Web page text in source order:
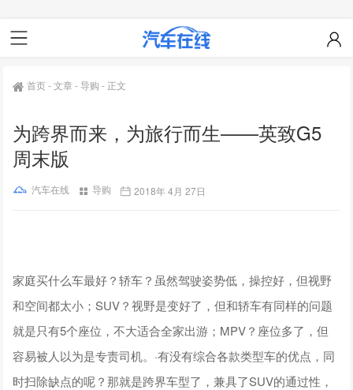
首页-文章-导购 - 正文
为跨界而来，为旅行而生——英致G5
周末版
汽车在线 导购 2018年 4月 27日
家庭买什么车最好？轿车？虽然驾驶姿势低，操控好，但视野
和空间都太小；SUV？视野是变好了，但和轿车有同样的问题
就是只有5个座位，不大适合全家出游；MPV？座位多了，但
容易被人以为是专责司机。·有没有综合各款类型车的优点，同
时扫除缺点的呢？那就是跨界车型了，兼具了SUV的通过性，